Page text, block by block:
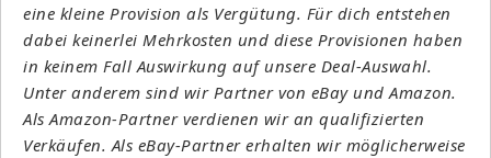
eine kleine Provision als Vergütung. Für dich entstehen
dabei keinerlei Mehrkosten und diese Provisionen haben
in keinem Fall Auswirkung auf unsere Deal-Auswahl.
Unter anderem sind wir Partner von eBay und Amazon.
Als Amazon-Partner verdienen wir an qualifizierten
Verkäufen. Als eBay-Partner erhalten wir möglicherweise